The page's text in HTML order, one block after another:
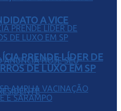
A VICE
PRENDE LÍDER DE
DE LUXO EM SP